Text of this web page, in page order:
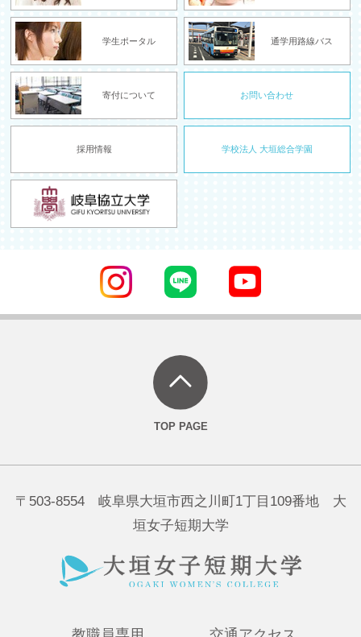
学生ポータル 通学用路線バス
寄付について お問い合わせ
採用情報 学校法人 大垣総合学園
〒503-8554 岐阜県大垣市西之川町1丁目109番地 大
垣女子短期大学